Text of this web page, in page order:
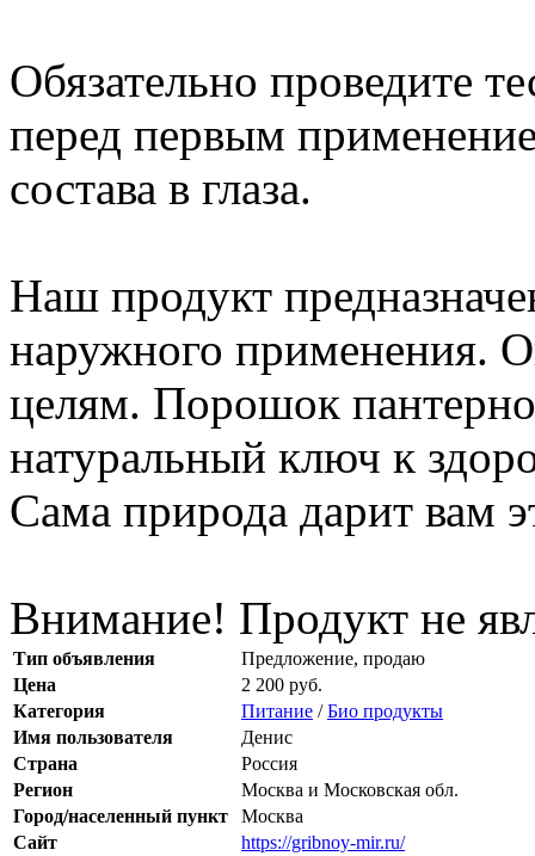
Обязательно проведите
перед первым
состава в глаза.
Наш продукт
наружного применения.
целям. Порошок
натуральный ключ к
Сама природа дарит вам
Внимание! Продукт не
Тип объявления
Предложение, продаю
Цена
2 200 руб.
Категория
Питание /Био продукты
Имя пользователя
Денис
Страна
Россия
Регион
Москва и Московская обл.
Город/населенный пункт
Москва
Сайт
https://gribnoy-mir.ru/